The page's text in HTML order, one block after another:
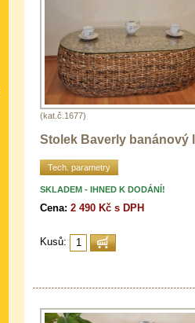
(kat.č.1677)
Stolek Baverly banánový
Tech. parametry
SKLADEM - IHNED K DODÁNÍ!
Cena: 2 490 Kč s DPH
Kusů: